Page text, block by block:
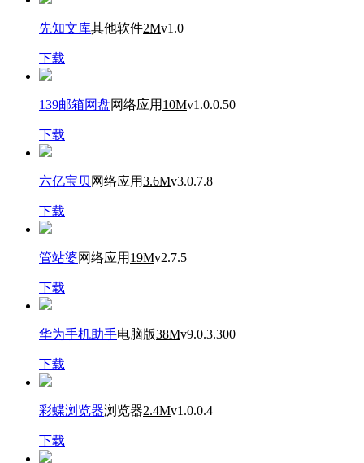
先知文库其他软件2Mv1.0
下载
139邮箱网盘网络应用 10Mv1.0.0.50
下载
六亿宝贝 网络应用3.6Mv3.0.7.8
下载
管站婆网络应用 19Mv2.7.5
下载
华为手机助手电脑版38Mv9.0.3.300
下载
彩蝶浏览器浏览器2.4Mv1.0.0.4
下载